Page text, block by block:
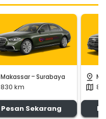
Makassar-Surabaya
830 km
Pesan Sekarang
pin_drop
map